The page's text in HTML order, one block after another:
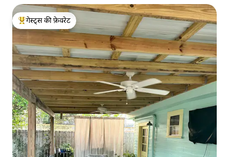
गेस्ट्स का टॉप फ़ेवरेट
गेस्ट्स की फ़ेवरेट